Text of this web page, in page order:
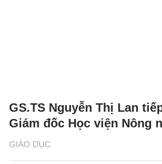
GIÁO DỤC
GS.TS Nguyễn Thị Lan
Giám đốc Học viện Nông